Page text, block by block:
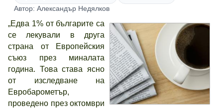
Автор: Александър Недялков
„Едва 1% от българите са
се лекували в друга
страна от Европейския
съюз през миналата
година. Това става ясно
от изследване на
Евробарометър,
проведено през октомври